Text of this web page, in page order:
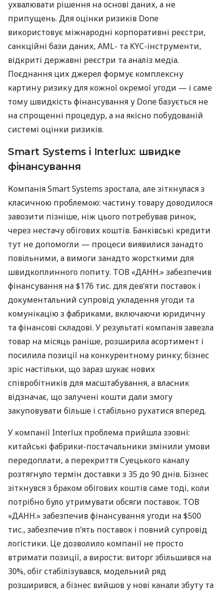
ухвалювати рішення на основі даних, а не
припущень. Для оцінки ризиків Done
використовує міжнародні корпоративні реєстри,
санкційні бази даних, AML- та KYC-інструменти,
відкриті державні реєстри та аналіз медіа.
Поєднання цих джерел формує комплексну
картину ризику для кожної окремої угоди — і саме
тому швидкість фінансування у Done базується не
на спрощенні процедур, а на якісно побудованій
системі оцінки ризиків.
Smart Systems і Interlux: швидке
фінансування
Компанія Smart Systems зростала, але зіткнулася з
класичною проблемою: частину товару доводилося
завозити пізніше, ніж цього потребував ринок,
через нестачу обігових коштів. Банківські кредити
тут не допомогли — процеси виявилися занадто
повільними, а вимоги занадто жорсткими для
швидкоплинного попиту. ТОВ «ДАНН.» забезпечив
фінансування на $176 тис. для дев’яти поставок і
документальний супровід укладення угоди та
комунікацію з фабриками, включаючи юридичну
та фінансові складові. У результаті компанія завезла
товар на місяць раніше, розширила асортимент і
посилила позиції на конкурентному ринку; бізнес
зріс настільки, що зараз шукає нових
співробітників для масштабування, а власник
відзначає, що залучені кошти дали змогу
закуповувати більше і стабільно рухатися вперед.
У компанії Interlux проблема прийшла ззовні:
китайські фабрики-постачальники змінили умови
передоплати, а перекриття Суецького каналу
розтягнуло термін доставки з 35 до 90 днів. Бізнес
зіткнувся з браком обігових коштів саме тоді, коли
потрібно було утримувати обсяги поставок. ТОВ
«ДАНН.» забезпечив фінансування угоди на $500
тис., забезпечив п’ять поставок і повний супровід
логістики. Це дозволило компанії не просто
втримати позиції, а вирости: виторг збільшився на
30%, обіг стабілізувався, модельний ряд
розширився, а бізнес вийшов у нові канали збуту та